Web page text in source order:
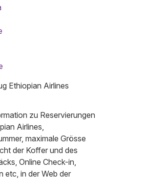
zu Reservierungen
Airlines,
maximale Grösse
der Koffer und des
Online Check-in,
etc, in der Web der